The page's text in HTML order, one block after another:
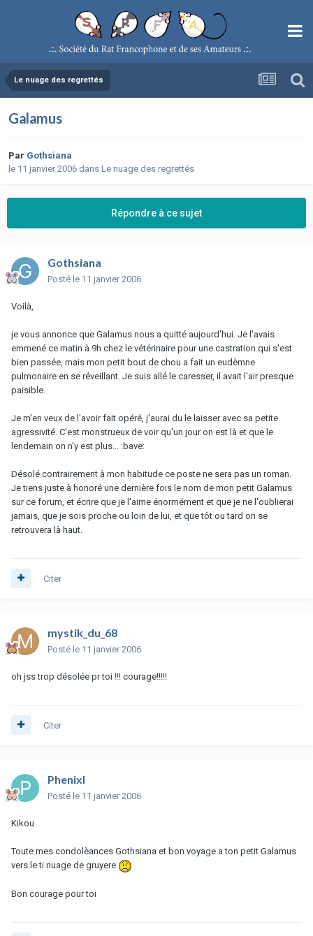
Le nuage des regrettés
Galamus
Par Gothsiana
le 11 janvier 2006 dans Le nuage des regrettés
Répondre à ce sujet
Gothsiana
Posté le 11 janvier 2006
Voilà,
je vous annonce que Galamus nous a quitté aujourd'hui. Je l'avais
emmené ce matin à 9h chez le vétérinaire pour une castration qui s'est
bien passée, mais mon petit bout de chou a fait un eudèmne
pulmonaire en se réveillant. Je suis allé le caresser, il avait l'air presque
paisible.
Je m'en veux de l'avoir fait opéré, j'aurai du le laisser avec sa petite
agressivité. C'est monstrueux de voir qu'un jour on est là et que le
lendemain on n'y est plus... :bave:
Désolé contrairement à mon habitude ce poste ne sera pas un roman.
Je tiens juste à honoré une dernière fois le nom de mon petit Galamus
sur ce forum, et écrire que je l'aime énormément et que je ne l'oublierai
jamais, que je sois proche ou loin de lui, et que tôt ou tard on se
retrouvera là haut.
Citer
mystik_du_68
Posté le 11 janvier 2006
oh jss trop désolée pr toi !!! courage!!!!!
Citer
Phenixl
Posté le 11 janvier 2006
Kikou
Toute mes condolèances Gothsiana et bon voyage a ton petit Galamus
vers le ti nuage de gruyere
Bon courage pour toi